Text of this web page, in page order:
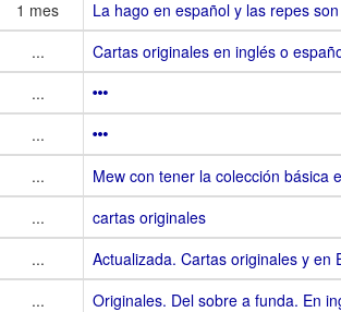
1 mes
La hago en español y las repes
...
Cartas originales en inglés o
...
...
...
Mew con tener la colección básica
...
cartas originales
...
Actualizada. Cartas originales y en
...
Originales. Del sobre a funda. En